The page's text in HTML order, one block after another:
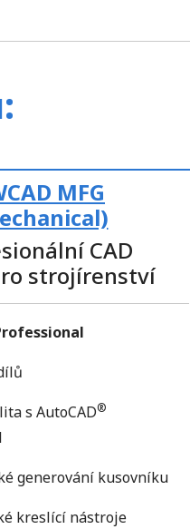
MFG
CAD
strojírenství
s AutoCAD®
generování kusovníku
kreslící nástroje